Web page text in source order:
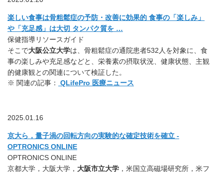
楽しい食事は骨粗鬆症の予防・改善に効果的 食事の「楽しみ」
や「充足感」は大切 タンパク質を …
保健指導リソースガイド
そこで大阪公立大学は、骨粗鬆症の通院患者532人を対象に、食
事の楽しみや充足感などと、栄養素の摂取状況、健康状態、主観
的健康観との関連について検証した。
※ 関連の記事：
QLifePro 医療ニュース
2025.01.16
京大ら，量子渦の回転方向の実験的な確定技術を確立 -
OPTRONICS ONLINE
OPTRONICS ONLINE
京都大学，大阪大学， 大阪市立大学 ，米国立高磁場研究所，米フ